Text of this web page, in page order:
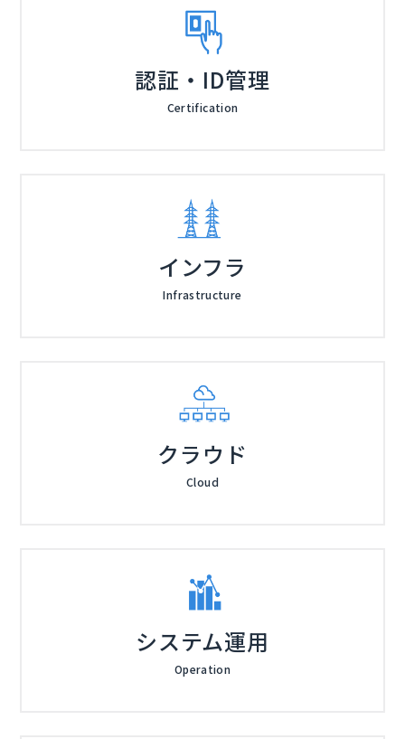
認証・ID管理
Certification
インフラ
Infrastructure
クラウド
Cloud
システム運用
Operation